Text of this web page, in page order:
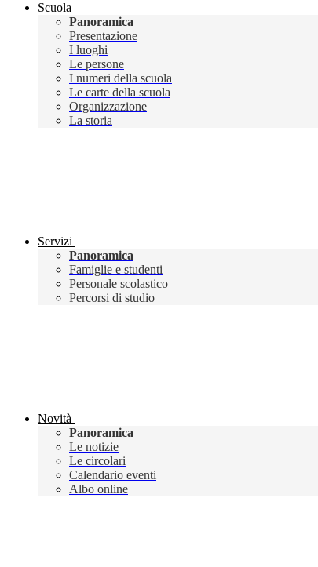
Scuola
Panoramica
Presentazione
I luoghi
Le persone
I numeri della scuola
Le carte della scuola
Organizzazione
La storia
Servizi
Panoramica
Famiglie e studenti
Personale scolastico
Percorsi di studio
Novità
Panoramica
Le notizie
Le circolari
Calendario eventi
Albo online